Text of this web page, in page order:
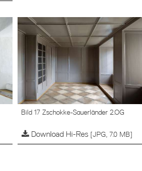
Bild 17 Zschokke-Sauerländer 2.OG
Download Hi-Res [JPG, 7.0 MB]